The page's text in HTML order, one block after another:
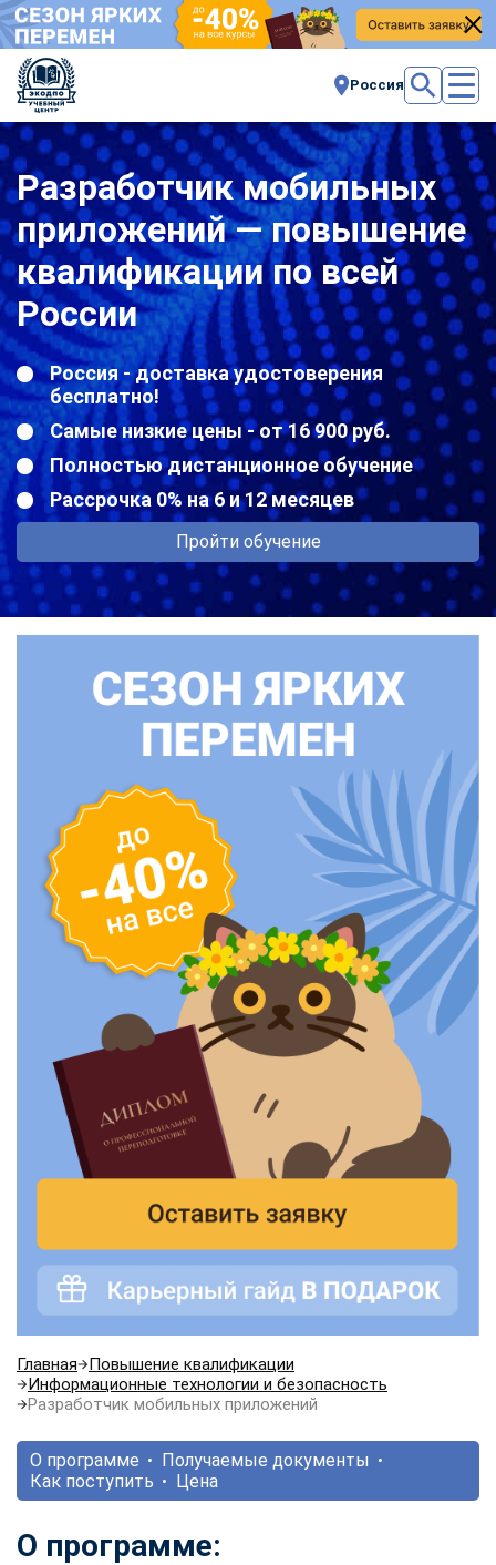
Россия
Разработчик мобильных
приложений — повышение
квалификации по всей
России
Россия - доставка удостоверения
бесплатно!
Самые низкие цены - от 16 900 руб.
Полностью дистанционное обучение
Рассрочка 0% на 6 и 12 месяцев
Пройти обучение
Главная
Повышение квалификации
Информационные технологии и безопасность
Разработчик мобильных приложений
О программе
Получаемые документы
Как поступить
Цена
О программе: